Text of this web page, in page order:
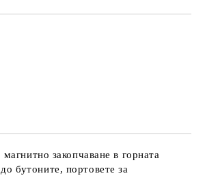
закопчаване в горната
бутоните, портовете за